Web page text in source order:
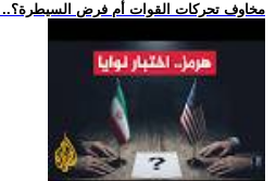
.. مخاوف تحركات القوات أم فرض